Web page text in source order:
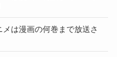
メは漫画の何巻まで放送さ